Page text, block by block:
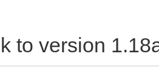
to version